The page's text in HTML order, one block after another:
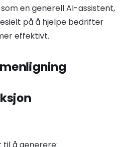
en generell AI-assistent,
på å hjelpe bedrifter
effektivt.